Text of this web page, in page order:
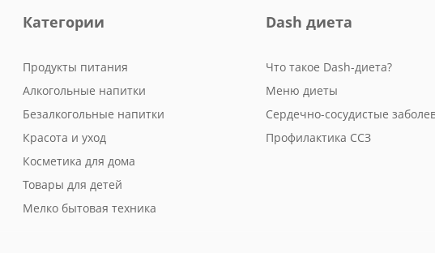
Категории
Продукты питания
Алкогольные напитки
Безалкогольные напитки
Красота и уход
Косметика для дома
Товары для детей
Мелко бытовая техника
Dash диета
Что такое Dash-диета?
Меню диеты
Сердечно-сосудистые
Профилактика ССЗ